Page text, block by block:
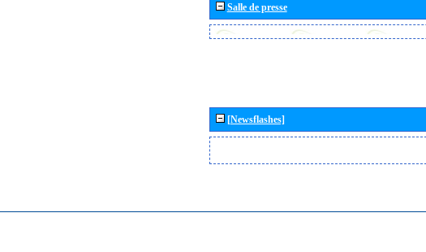
Salle de presse
[Newsflashes]